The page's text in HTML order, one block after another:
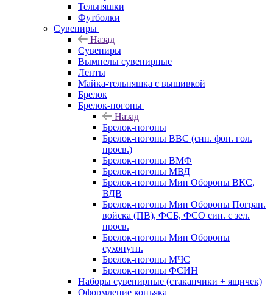
Тельняшки
Футболки
Сувениры
Назад
Сувениры
Вымпелы сувенирные
Ленты
Майка-тельняшка с вышивкой
Брелок
Брелок-погоны
Назад
Брелок-погоны
Брелок-погоны ВВС (син. фон. гол.
просв.)
Брелок-погоны ВМФ
Брелок-погоны МВД
Брелок-погоны Мин Обороны ВКС,
ВДВ
Брелок-погоны Мин Обороны Погран.
войска (ПВ), ФСБ, ФСО син. с зел.
просв.
Брелок-погоны Мин Обороны
сухопутн.
Брелок-погоны МЧС
Брелок-погоны ФСИН
Наборы сувенирные (стаканчики + ящичек)
Оформление конъяка